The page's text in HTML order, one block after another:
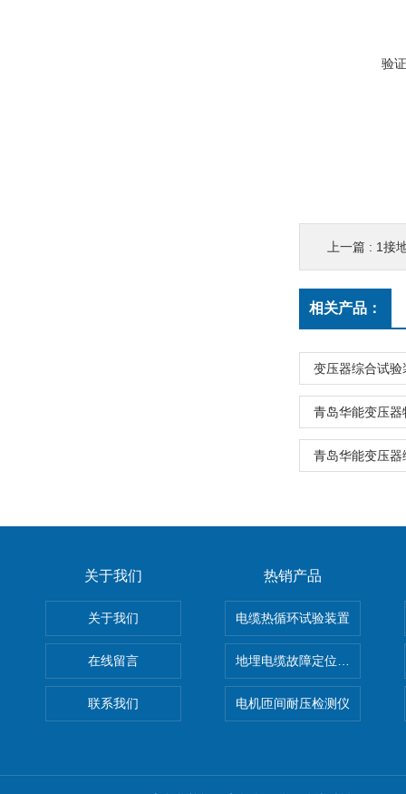
验
上一篇 : 1接
相关产品：
变压器综合试
青岛华能变压
青岛华能变压
关于我们
关于我们
在线留言
联系我们
热销产品
电缆热循环试验装置
地埋电缆故障定位仪 地下电
电机匝间耐压检测仪